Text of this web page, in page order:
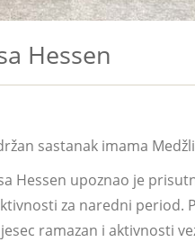
Hessen
sastanak imama
Hessen upoznao je
za naredni period.
ramazan i aktivnosti